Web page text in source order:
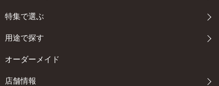
特集で選ぶ
用途で探す
オーダーメイド
店舗情報